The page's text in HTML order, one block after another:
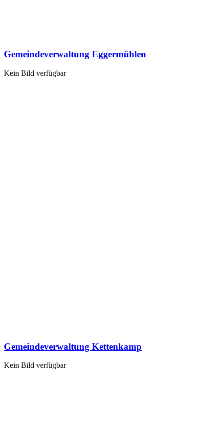
Gemeindeverwaltung Eggermühlen
Kein Bild verfügbar
Gemeindeverwaltung Kettenkamp
Kein Bild verfügbar